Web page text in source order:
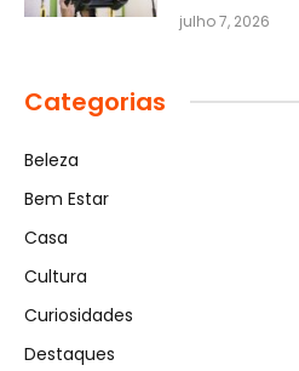
julho 7, 2026
Categorias
Beleza
Bem Estar
Casa
Cultura
Curiosidades
Destaques